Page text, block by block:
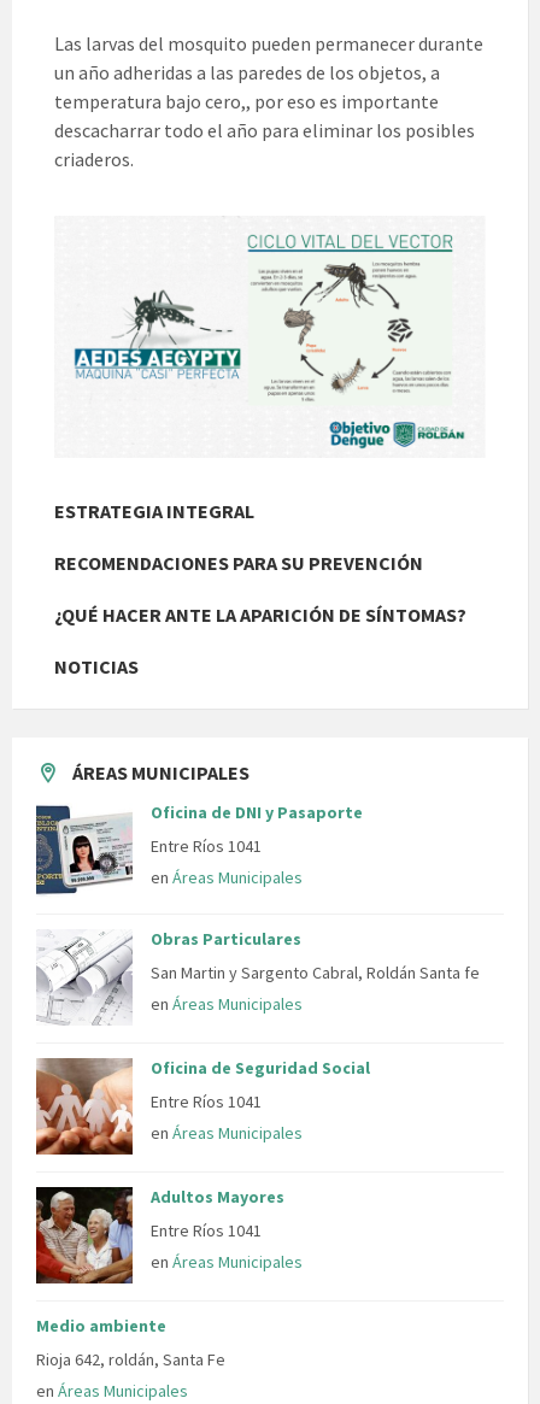
Las larvas del mosquito pueden permanecer durante
un año adheridas a las paredes de los objetos, a
temperatura bajo cero,, por eso es importante
descacharrar todo el año para eliminar los posibles
criaderos.
ESTRATEGIA INTEGRAL
RECOMENDACIONES PARA SU PREVENCIÓN
¿QUÉ HACER ANTE LA APARICIÓN DE SÍNTOMAS?
NOTICIAS
ÁREAS MUNICIPALES
Oficina de DNI y Pasaporte
Entre Ríos 1041
en Áreas Municipales
Obras Particulares
San Martin y Sargento Cabral, Roldán Santa fe
en Áreas Municipales
Oficina de Seguridad Social
Entre Ríos 1041
en Áreas Municipales
Adultos Mayores
Entre Ríos 1041
en Áreas Municipales
Medio ambiente
Rioja 642, roldán, Santa Fe
en Áreas Municipales